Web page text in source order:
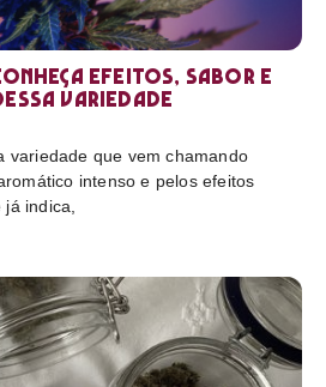
efeitos, sabor e
variedade
variedade que vem chamando
intenso e pelos efeitos
indica,